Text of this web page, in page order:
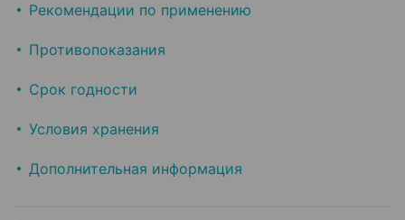
Рекомендации по применению
Противопоказания
Срок годности
Условия хранения
Дополнительная информация